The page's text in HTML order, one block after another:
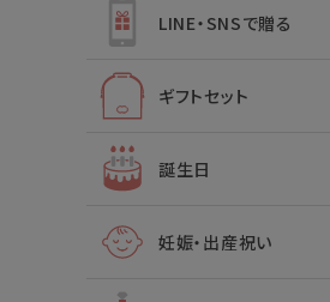
LINE・SNSで贈る
ギフトセット
誕生日
妊娠・出産祝い